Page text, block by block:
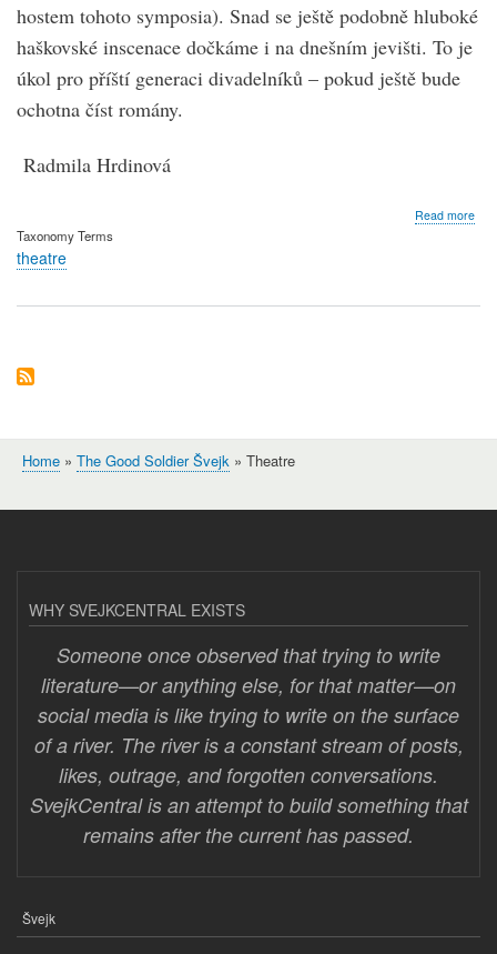
hostem tohoto symposia). Snad se ještě podobně hluboké
haškovské inscenace dočkáme i na dnešním jevišti. To je
úkol pro příští generaci divadelníků – pokud ještě bude
ochotna číst romány.
Radmila Hrdinová
Read more
Taxonomy Terms
theatre
Breadcrumb
Home The Good Soldier Švejk Theatre
WHY SVEJKCENTRAL EXISTS
Someone once observed that trying to write
literature—or anything else, for that matter—on
social media is like trying to write on the surface
of a river. The river is a constant stream of posts,
likes, outrage, and forgotten conversations.
SvejkCentral is an attempt to build something that
remains after the current has passed.
FOOTER
Švejk